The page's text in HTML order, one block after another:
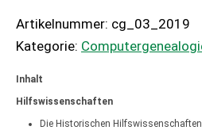
Artikelnummer: cg_03_2019
Kategorie:
Inhalt
Hilfswissenschaften
Die Historischen